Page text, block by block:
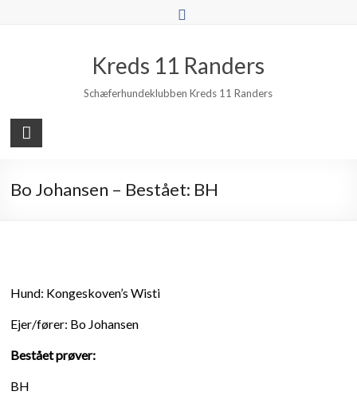
Kreds 11 Randers
Schæferhundeklubben Kreds 11 Randers
Bo Johansen – Bestået: BH
Hund: Kongeskoven’s Wisti
Ejer/fører: Bo Johansen
Bestået prøver:
BH